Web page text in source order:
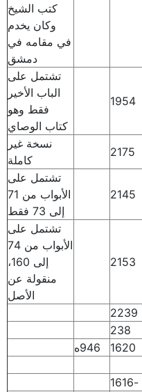
كتب الشيخ
وكان يخدم
في مقامه في
دمشق
1954
تشتمل على
الباب الأخير
فقط وهو
كتاب الوصاي
2175
نسخة غير
كاملة
2145
تشتمل على
الأبواب من 71
إلى 73 فقط
2153
تشتمل على
الأبواب من 74
إلى 160،
منقولة عن
الأصل
2239
238
1620 946ه